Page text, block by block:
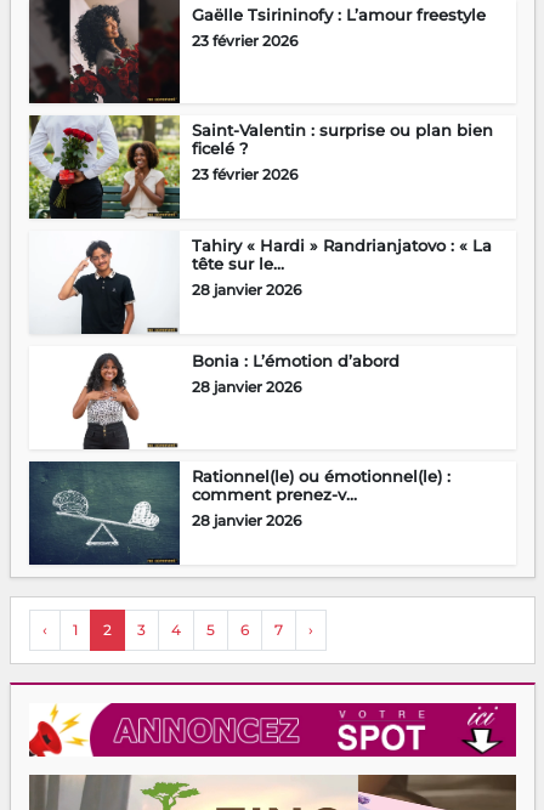
Gaëlle Tsirininofy : L’amour freestyle
23 février 2026
Saint-Valentin : surprise ou plan bien
ficelé ?
23 février 2026
Tahiry « Hardi » Randrianjatovo : « La
tête sur le...
28 janvier 2026
Bonia : L’émotion d’abord
28 janvier 2026
Rationnel(le) ou émotionnel(le) :
comment prenez-v...
28 janvier 2026
‹ 1 2 3 4 5 6 7 ›